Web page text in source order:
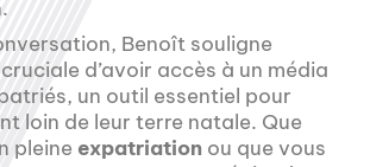
Benoît souligne
d’avoir accès à un média
un outil essentiel pour
loin de leur terre natale. Que
pleine expatriation ou que vous